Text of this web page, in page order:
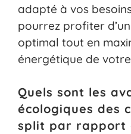
adapté à vos
pourrez profiter
optimal tout en
énergétique de
Quels sont les
écologiques des
split par rapport